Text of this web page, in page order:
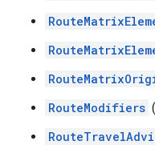
RouteModifiers